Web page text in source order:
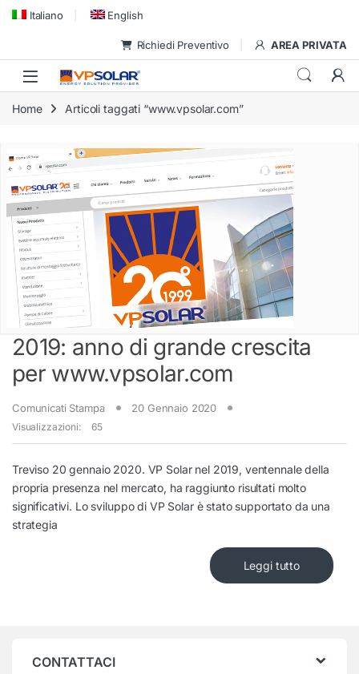
Skip to navigation
Skip to content
Italiano English
Richiedi Preventivo AREA PRIVATA
Home Articoli taggati “www.vpsolar.com”
2019: anno di grande crescita
per www.vpsolar.com
Comunicati Stampa 20 Gennaio 2020
Visualizzazioni: 65
Treviso 20 gennaio 2020. VP Solar nel 2019, ventennale della
propria presenza nel mercato, ha raggiunto risultati molto
significativi. Lo sviluppo di VP Solar è stato supportato da una
strategia
Leggi tutto
CONTATTACI